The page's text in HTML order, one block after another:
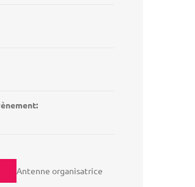
Antenne organisatrice